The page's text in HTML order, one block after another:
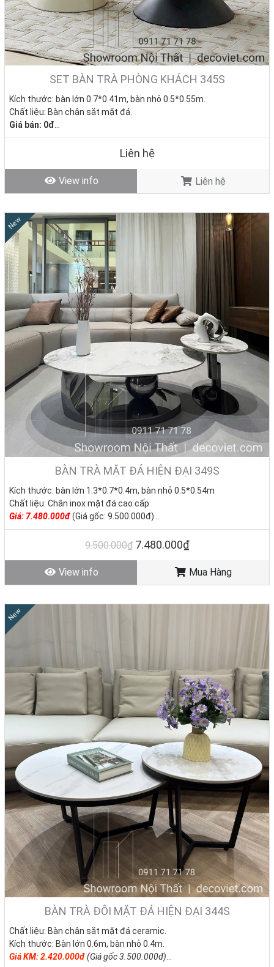
SET BÀN TRÀ PHÒNG KHÁCH 345S
Kích thước: bàn lớn 0.7*0.41m, bàn nhỏ 0.5*0.55m.
Chất liệu: Bàn chân sắt mặt đá.
Giá bán: 0đ
Tình trạng: Hàng mới - Còn hàng
Liên hệ
View info Liên hệ
New
BÀN TRÀ MẶT ĐÁ HIỆN ĐẠI 349S
Kích thước: bàn lớn 1.3*0.7*0.4m, bàn nhỏ 0.5*0.54m
Chất liệu: Chân inox mặt đá cao cấp
Giá: 7.480.000đ(Giá gốc: 9.500.000đ)
Tình trạng: Hàng mới - Còn hàng
9.500.000₫ 7.480.000₫
View info Mua Hàng
New
BÀN TRÀ ĐÔI MẶT ĐÁ HIỆN ĐẠI 344S
Chất liệu: Bàn chân sắt mặt đá ceramic.
Kích thước: Bàn lớn 0.6m, bàn nhỏ 0.4m.
Giá KM: 2.420.000đ(Giá gốc 3.500.000đ)